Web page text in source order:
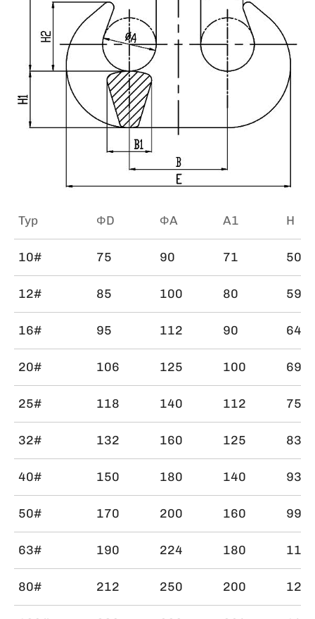
Typ ΦD ΦA A1 H
10# 75 90 71 505
12# 85 100 80 594
16# 95 112 90 642
20# 106 125 100 698
25# 118 140 112 750
32# 132 160 125 830
40# 150 180 140 930
50# 170 200 160 998
63# 190 224 180
80# 212 250 200